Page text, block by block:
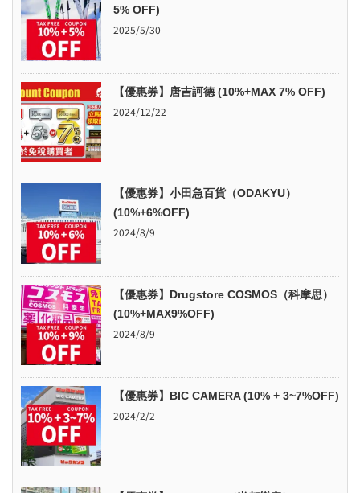
5% OFF)
2025/5/30
【優惠券】唐吉訶德 (10%+MAX 7% OFF)
2024/12/22
【優惠券】小田急百貨（ODAKYU）
(10%+6%OFF)
2024/8/9
【優惠券】Drugstore COSMOS（科摩思）
(10%+MAX9%OFF)
2024/8/9
【優惠券】BIC CAMERA (10% + 3~7%OFF)
2024/2/2